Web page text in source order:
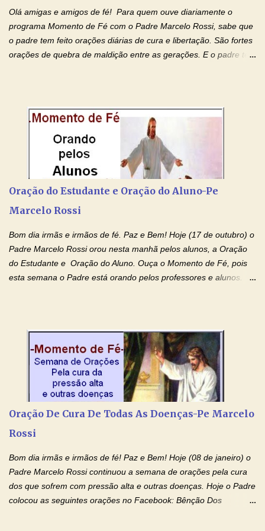
Olá amigas e amigos de fé! Para quem ouve diariamente o
programa Momento de Fé com o Padre Marcelo Rossi, sabe que
o padre tem feito orações diárias de cura e libertação. São fortes
orações de quebra de maldição entre as gerações. E o padre tem
por estas valiosas orações. Tenham um lindo fim de semana na
paz de Jesus Cristo e no amor de Maria Santíssima. Adriana-
Devoção e Fé Clique para acessar: Facebook Padre Marcelo
Rossi Site Padre Marcelo Rossi (para ouvir o Momento de Fé)
Tocai, Cura! E Restaura! "Jesus, no poder de Seu Nome, peço
gerações, através de todas as raízes da minha árvore
genealógica. Que o Sangue de Jesus, purificador e vivificante,
Oração do Estudante e Oração do Aluno-Pe
Marcelo Rossi
Bom dia irmãs e irmãos de fé. Paz e Bem! Hoje (17 de outubro) o
Padre Marcelo Rossi orou nesta manhã pelos alunos, a Oração
do Estudante e Oração do Aluno. Ouça o Momento de Fé, pois
esta semana o Padre está orando pelos professores e alunos.
intelectualmente e espiritualmente para o dia da prova. Confie no
amor Ágape de Jesus e no amor materno de Nossa Senhora.
Fique com a paz de Jesus e o amor de Maria! Adriana-Devoção e
Fé Oração do Estudante I Senhor, eu sou estudante, e por sinal,
inteligente. Prova isto é o fato de eu estar aqui, conversando com
de estudar. Mas, como o Senhor sabe, a vida de estudante nem
sempre é fácil. A rotina cansa e o aprender exige uma série de
Oração De Cura De Todas As Doenças-Pe Marcelo
Rossi
Bom dia irmãs e irmãos de fé! Paz e Bem! Hoje (08 de janeiro) o
Padre Marcelo Rossi continuou a semana de orações pela cura
dos que sofrem com pressão alta e outras doenças. Hoje o Padre
colocou as seguintes orações no Facebook: Bênção Dos